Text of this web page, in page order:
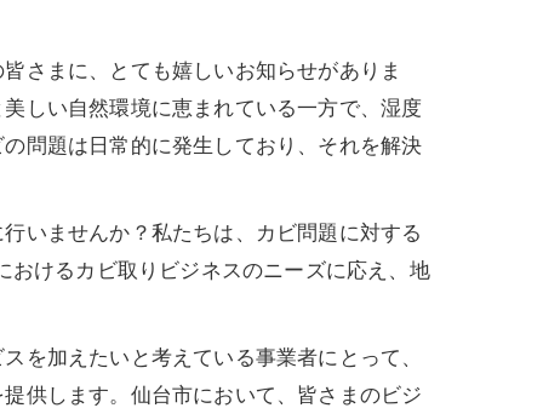
さまに、とても嬉しいお知らせがありま
しい自然環境に恵まれている一方で、湿度
問題は日常的に発生しており、それを解決
いませんか？私たちは、カビ問題に対する
けるカビ取りビジネスのニーズに応え、地
を加えたいと考えている事業者にとって、
供します。仙台市において、皆さまのビジ